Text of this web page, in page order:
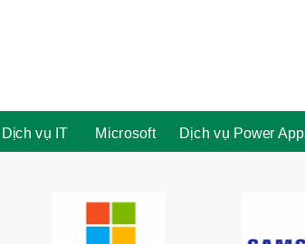
Dịch vụ IT Microsoft Dịch vụ Power